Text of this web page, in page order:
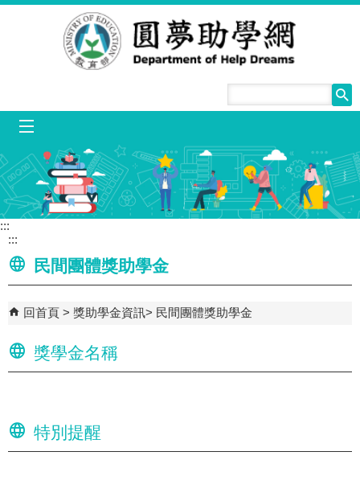
跳到主要內容區塊
:::
:::
民間團體獎助學金
回首頁 獎助學金資訊 民間團體獎助學金
獎學金名稱
特別提醒